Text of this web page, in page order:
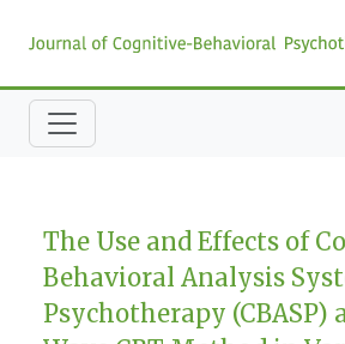
The Use and Effects of
Behavioral Analysis
Psychotherapy (CBASP)